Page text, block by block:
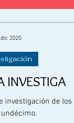
INVESTIGA
investigación de
2020